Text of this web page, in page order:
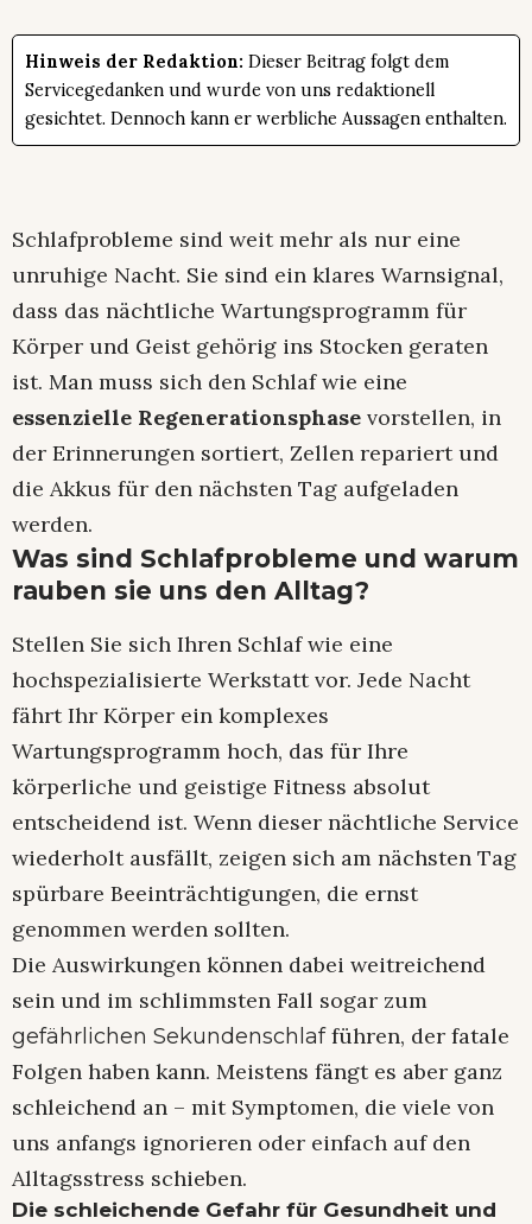
Hinweis der Redaktion: Dieser Beitrag folgt dem
Servicegedanken und wurde von uns redaktionell
gesichtet. Dennoch kann er werbliche Aussagen enthalten.
Schlafprobleme sind weit mehr als nur eine
unruhige Nacht. Sie sind ein klares Warnsignal,
dass das nächtliche Wartungsprogramm für
Körper und Geist gehörig ins Stocken geraten
ist. Man muss sich den Schlaf wie eine
essenzielle Regenerationsphase vorstellen, in
der Erinnerungen sortiert, Zellen repariert und
die Akkus für den nächsten Tag aufgeladen
werden.
Was sind Schlafprobleme und warum
rauben sie uns den Alltag?
Stellen Sie sich Ihren Schlaf wie eine
hochspezialisierte Werkstatt vor. Jede Nacht
fährt Ihr Körper ein komplexes
Wartungsprogramm hoch, das für Ihre
körperliche und geistige Fitness absolut
entscheidend ist. Wenn dieser nächtliche Service
wiederholt ausfällt, zeigen sich am nächsten Tag
spürbare Beeinträchtigungen, die ernst
genommen werden sollten.
Die Auswirkungen können dabei weitreichend
sein und im schlimmsten Fall sogar zum
gefährlichen Sekundenschlafführen, der fatale
Folgen haben kann. Meistens fängt es aber ganz
schleichend an – mit Symptomen, die viele von
uns anfangs ignorieren oder einfach auf den
Alltagsstress schieben.
Die schleichende Gefahr für Gesundheit und